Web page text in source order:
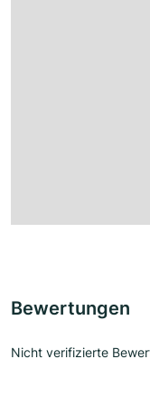
Bewertungen
Nicht verifizierte